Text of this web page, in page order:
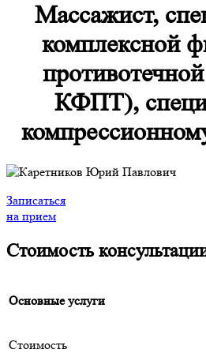
Массажист,
комплексной
КФПТ),
Записаться
на прием
Стоимость
Основные услуги
Стоимость